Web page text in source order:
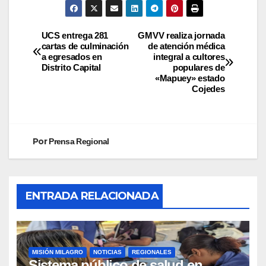
GMVV realiza jornada
de atención médica
integral a cultores
populares de
«Mapuey» estado
Cojedes
UCS entrega 281
cartas de culminación
a egresados en
Distrito Capital
PorPrensa Regional
ENTRADA RELACIONADA
MISIÓN MILAGRO NOTICIAS REGIONALES